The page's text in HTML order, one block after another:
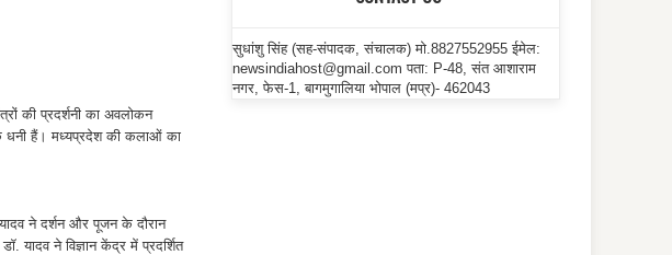
की प्रदर्शनी का अवलोकन
धनी हैं। मध्यप्रदेश की कलाओं का
ने दर्शन और पूजन के दौरान
यादव ने विज्ञान केंद्र में प्रदर्शित
सुधांशु सिंह (सह-संपादक, संचालक) मो.8827552955 ईमेल:
newsindiahost@gmail.com पता: P-48, संत आशाराम
नगर, फेस-1, बागमुगालिया भोपाल (मप्र)- 462043